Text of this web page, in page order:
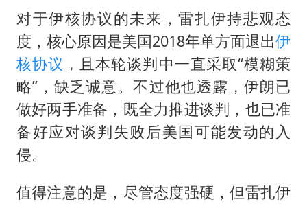
对于伊核协议的未来，雷扎伊持悲观态
度，核心原因是美国2018年单方面退出伊
核协议 ，且本轮谈判中一直采取“模糊策
略”，缺乏诚意。不过他也透露，伊朗已
做好两手准备，既全力推进谈判，也已准
备好应对谈判失败后美国可能发动的入
侵。
值得注意的是，尽管态度强硬，但雷扎伊